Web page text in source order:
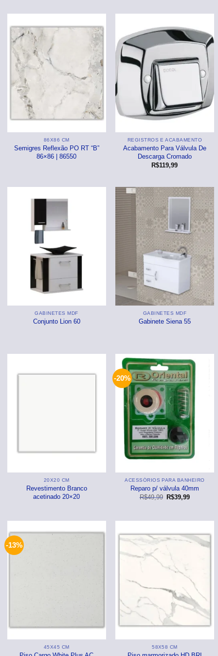
Bege
Branco
Colorido
Preto / Escuro
Branco
Colorido
86X86 CM
Semigres Reflexão PO RT “B”
86×86 | 86550
REGISTROS E ACABAMENTO
Acabamento Para Válvula De
Descarga Cromado
R$119,99
GABINETES MDF
Conjunto Lion 60
GABINETES MDF
Gabinete Siena 55
20X20 CM
Revestimento Branco
acetinado 20×20
-20%
ACESSÓRIOS PARA BANHEIRO
Reparo p/ válvula 40mm
R$49,99 O
R$49,99.
R$39,99O
R$39,99.
-13%
45X45 CM 58X58 CM